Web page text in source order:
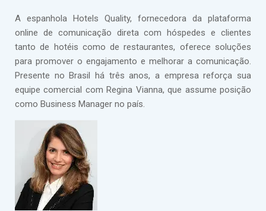
A espanhola Hotels Quality, fornecedora da plataforma
online de comunicação direta com hóspedes e clientes
tanto de hotéis como de restaurantes, oferece soluções
para promover o engajamento e melhorar a comunicação.
Presente no Brasil há três anos, a empresa reforça sua
equipe comercial com Regina Vianna, que assume posição
como Business Manager no país.